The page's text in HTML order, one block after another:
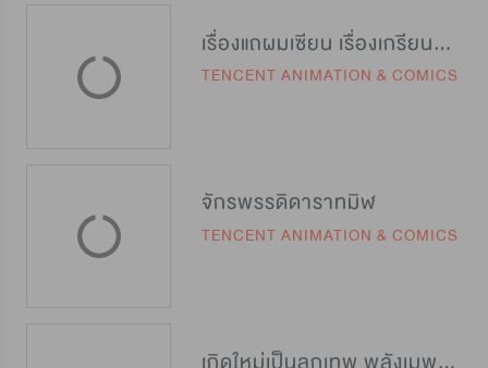
เรื่องแถผมเซียน เรื่องเกรียนผมเทพ
TENCENT ANIMATION & COMICS
จักรพรรดิดาราทมิฬ
TENCENT ANIMATION & COMICS